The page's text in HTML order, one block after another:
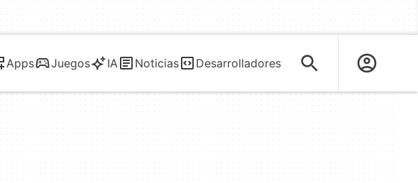
Apps Juegos IA Noticias Desarrolladores